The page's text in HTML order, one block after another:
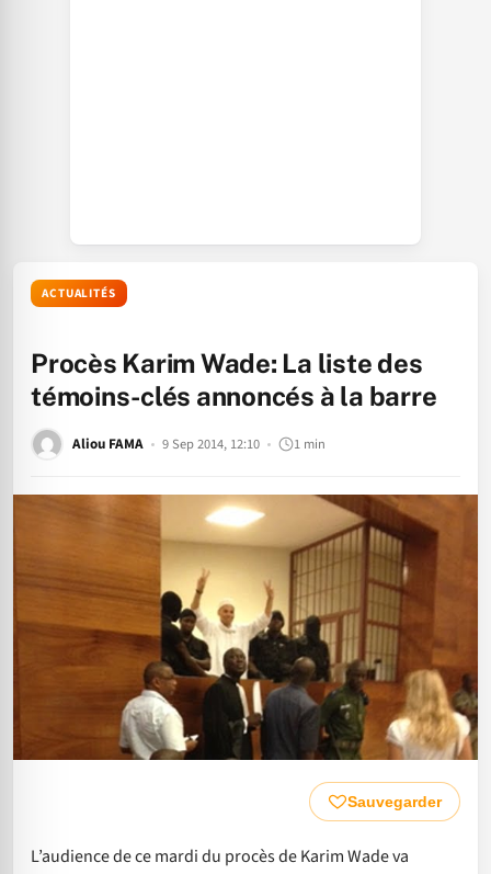
ACTUALITÉS
Procès Karim Wade: La liste des
témoins-clés annoncés à la barre
Aliou FAMA 9 Sep 2014, 12:10 1 min
Sauvegarder
L’audience de ce mardi du procès de Karim Wade va